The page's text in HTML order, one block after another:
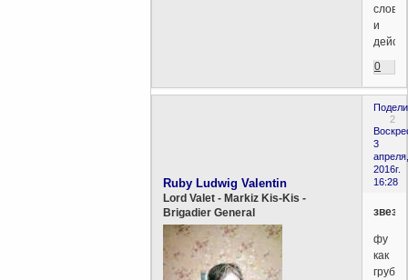
слова
и
0
2
3
апреля,
2016г.
16:28
Ruby Ludwig Valentin
Lord Valet - Markiz Kis-Kis -
Brigadier General
фу
как
грубо